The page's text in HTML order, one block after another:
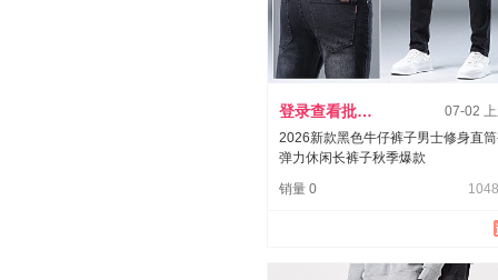
登录查看批发价
07-02
2026新款黑色牛仔裤子男士修身直
弹力休闲长裤子秋季爆款
销量 0